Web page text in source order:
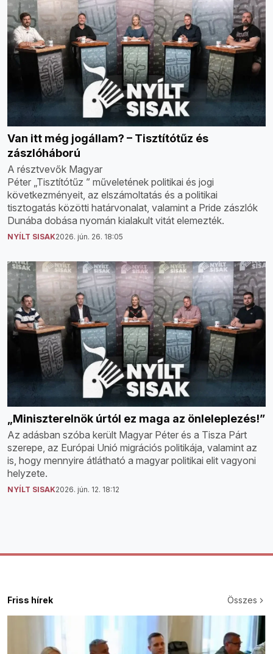
Van itt még jogállam? – Tisztítótűz és
zászlóháború
A résztvevők Magyar
Péter „Tisztítótűz ” műveletének politikai és jogi
következményeit, az elszámoltatás és a politikai
tisztogatás közötti határvonalat, valamint a Pride zászlók
Dunába dobása nyomán kialakult vitát elemezték.
NYÍLT SISAK2026. jún. 26. 18:05
„Miniszterelnök úrtól ez maga az önleleplezés!”
Az adásban szóba került Magyar Péter és a Tisza Párt
szerepe, az Európai Unió migrációs politikája, valamint az
is, hogy mennyire átlátható a magyar politikai elit vagyoni
helyzete.
NYÍLT SISAK2026. jún. 12. 18:12
Friss hírek Összes